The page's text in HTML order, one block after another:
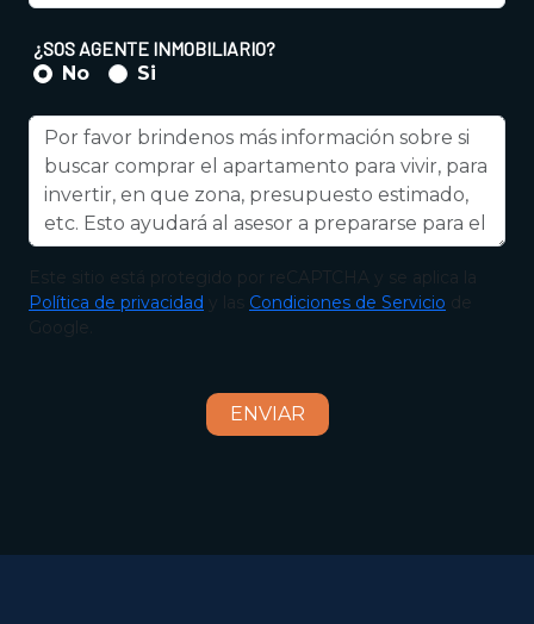
¿SOS AGENTE INMOBILIARIO?
No
Si
Este sitio está protegido por reCAPTCHA y se aplica la
Política de privacidad y las Condiciones de Servicio de
Google.
ENVIAR